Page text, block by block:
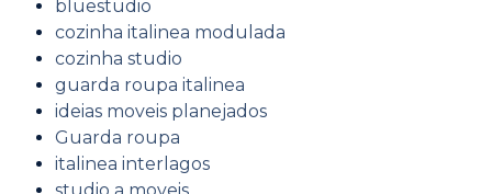
bluestudio
cozinha italinea modulada
cozinha studio
guarda roupa italinea
ideias moveis planejados
Guarda roupa
italinea interlagos